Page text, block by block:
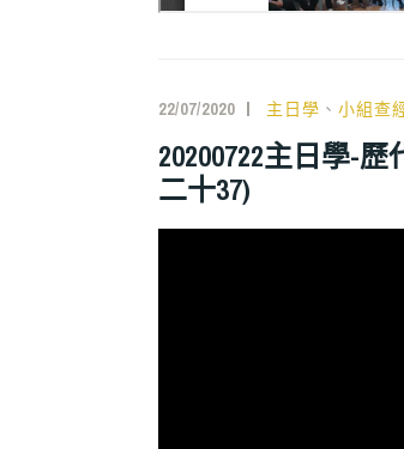
22/07/2020 主日學 、 小組查
20200722主日學-
二十37)